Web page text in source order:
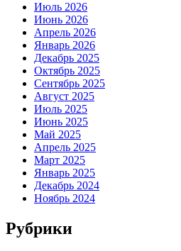
Июль 2026
Июнь 2026
Апрель 2026
Январь 2026
Декабрь 2025
Октябрь 2025
Сентябрь 2025
Август 2025
Июль 2025
Июнь 2025
Май 2025
Апрель 2025
Март 2025
Январь 2025
Декабрь 2024
Ноябрь 2024
Рубрики